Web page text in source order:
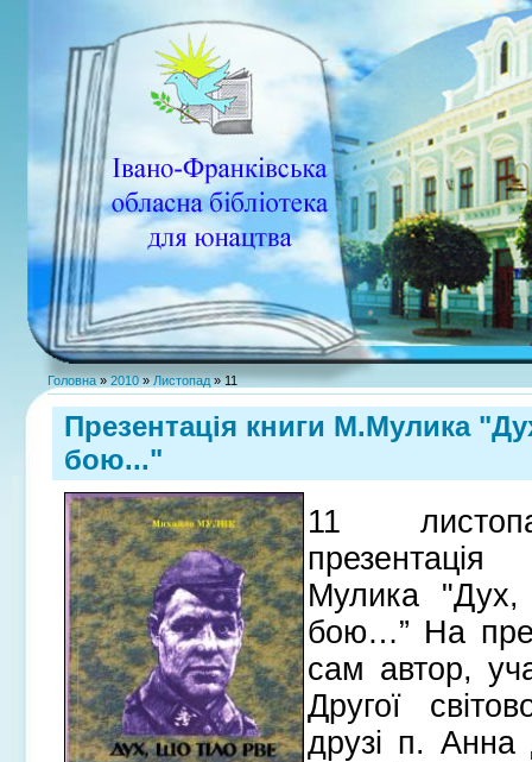
Головна»2010 » Листопад » 11
Презентація книги М.Мулика
бою..."
11
презентація
Мулика
бою…” На
сам автор,
Другої
друзі п.